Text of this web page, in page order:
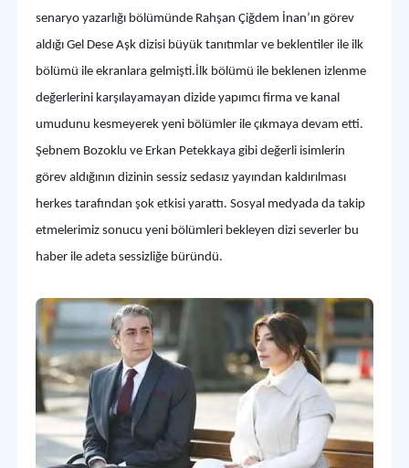
senaryo yazarlığı bölümünde Rahşan Çiğdem İnan’ın görev
aldığı Gel Dese Aşk dizisi büyük tanıtımlar ve beklentiler ile ilk
bölümü ile ekranlara gelmişti.İlk bölümü ile beklenen izlenme
değerlerini karşılayamayan dizide yapımcı firma ve kanal
umudunu kesmeyerek yeni bölümler ile çıkmaya devam etti.
Şebnem Bozoklu ve Erkan Petekkaya gibi değerli isimlerin
görev aldığının dizinin sessiz sedasız yayından kaldırılması
herkes tarafından şok etkisi yarattı. Sosyal medyada da takip
etmelerimiz sonucu yeni bölümleri bekleyen dizi severler bu
haber ile adeta sessizliğe büründü.